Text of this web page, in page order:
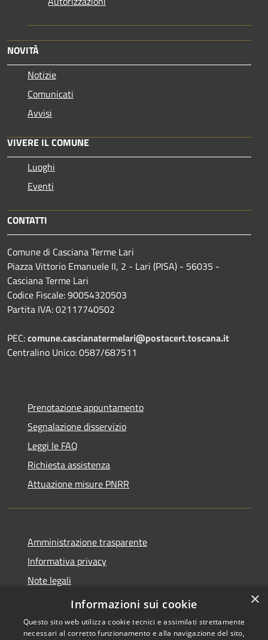
NOVITÀ
Notizie
Comunicati
Avvisi
VIVERE IL COMUNE
Luoghi
Eventi
CONTATTI
Comune di Casciana Terme Lari
Piazza Vittorio Emanuele II, 2 - Lari (PISA) - 56035 -
Casciana Terme Lari
Codice Fiscale: 90054320503
Partita IVA: 02117740502
PEC:comune.cascianatermelari@postacert.toscana.it
Centralino Unico: 0587/687511
Prenotazione appuntamento
Segnalazione disservizio
Leggi le FAQ
Richiesta assistenza
Attuazione misure PNRR
Amministrazione trasparente
Informativa privacy
Note legali
Dichiarazione di accessibilità
×
Informazioni sui cookie
Questo sito web utilizza cookie tecnici e assimilati strettamente
necessari al corretto funzionamento e alla navigazione del sito,